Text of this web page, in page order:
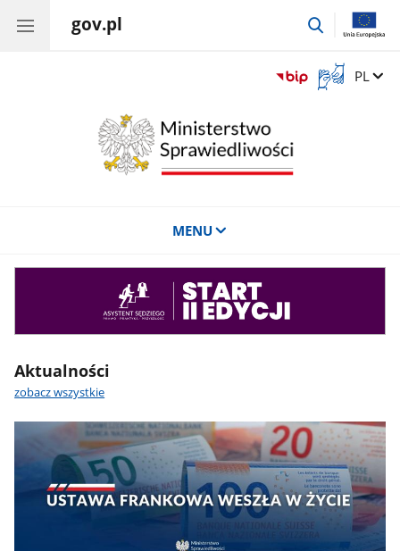
gov.pl
przejdź
Otwórz
okno
Zmień
PL
MENU
Aktualności
zobacz wszystkie